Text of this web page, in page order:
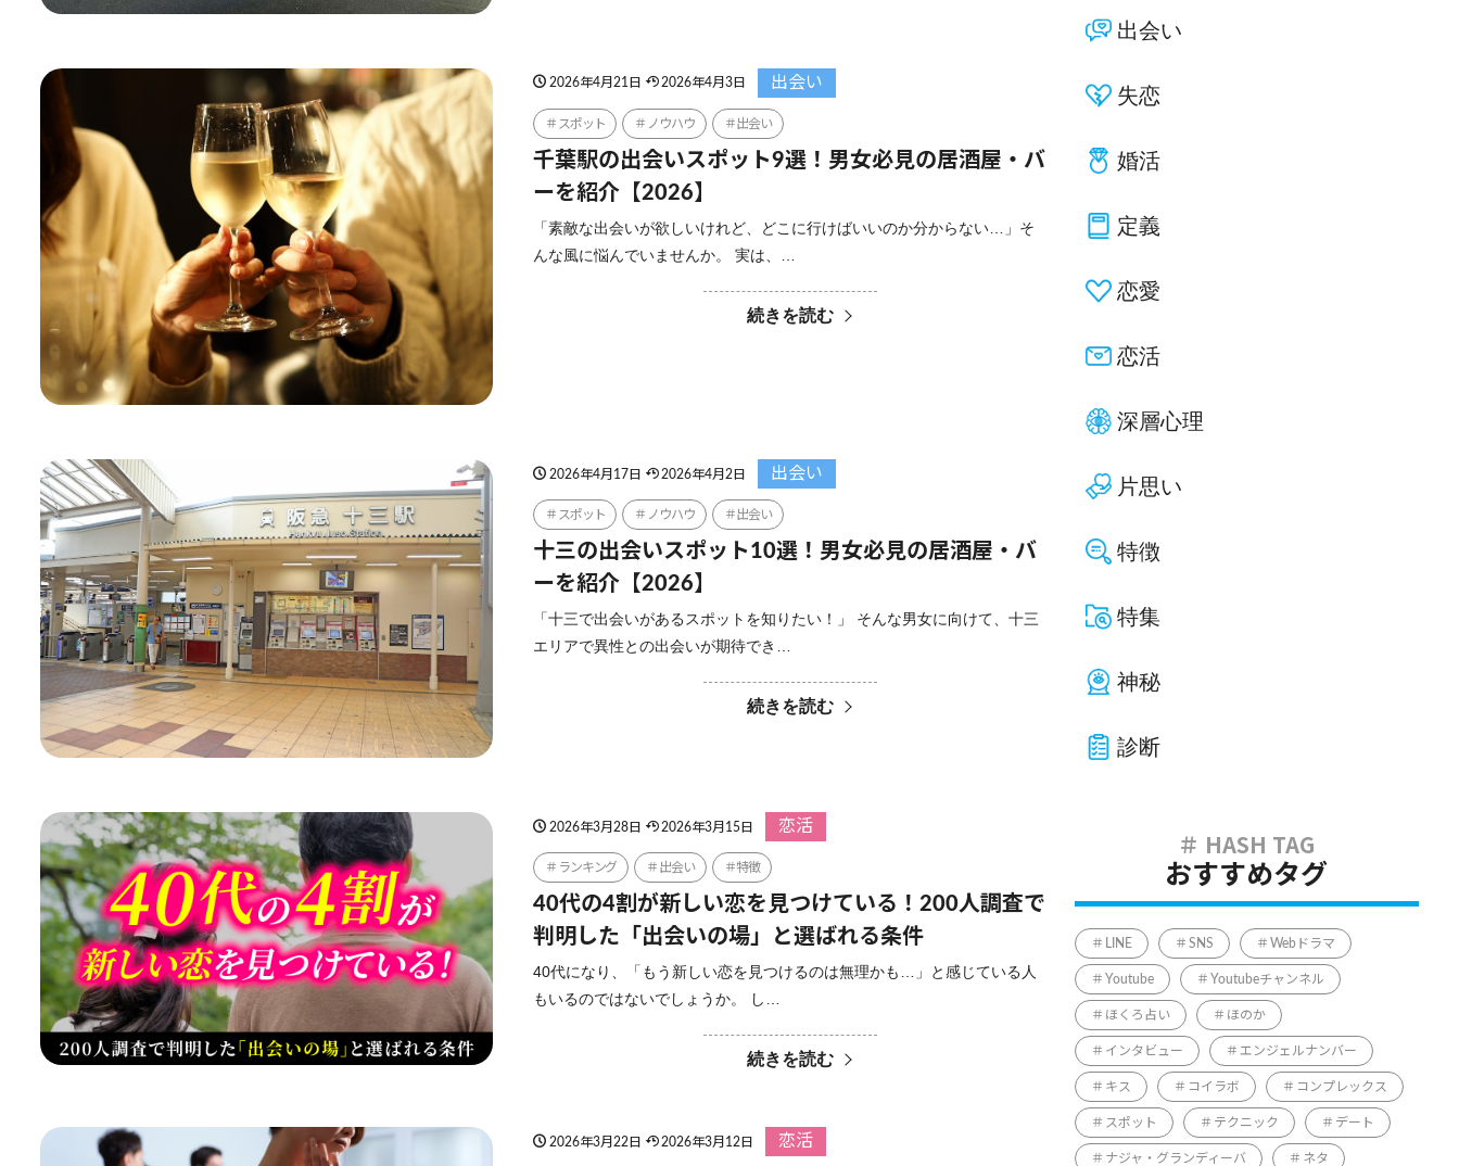
2026年4月21日 2026年4月3日 出会い
スポット ノウハウ 出会い
千葉駅の出会いスポット9選！男女必見の居酒屋・バ
ーを紹介【2026】
「素敵な出会いが欲しいけれど、どこに行けばいいのか分からない…」そ
んな風に悩んでいませんか。 実は、…
続きを読む
2026年4月17日 2026年4月2日 出会い
スポット ノウハウ 出会い
十三の出会いスポット10選！男女必見の居酒屋・バ
ーを紹介【2026】
「十三で出会いがあるスポットを知りたい！」 そんな男女に向けて、十三
エリアで異性との出会いが期待でき…
続きを読む
2026年3月28日 2026年3月15日 恋活
ランキング 出会い 特徴
40代の4割が新しい恋を見つけている！200人調査で
判明した「出会いの場」と選ばれる条件
40代になり、「もう新しい恋を見つけるのは無理かも…」と感じている人
もいるのではないでしょうか。 し…
続きを読む
2026年3月22日 2026年3月12日 恋活
出会い
失恋
婚活
定義
恋愛
恋活
深層心理
片思い
特徴
特集
神秘
診断
おすすめタグ
LINE SNS Webドラマ
Youtube Youtubeチャンネル
ほくろ占い ほのか
インタビュー エンジェルナンバー
キス コイラボ コンプレックス
スポット テクニック デート
ナジャ・グランディーバ ネタ